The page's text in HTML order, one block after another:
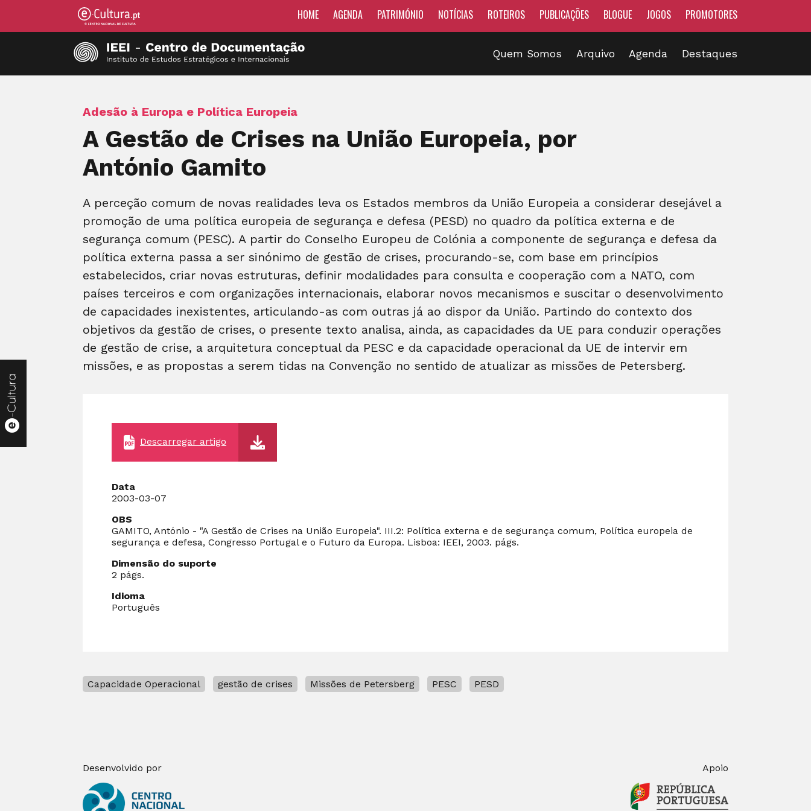
HOME AGENDA PATRIMÓNIO NOTÍCIAS ROTEIROS PUBLICAÇÕES BLOGUE JOGOS PROMOTORES
Quem Somos Arquivo Agenda Destaques
Adesão à Europa e Política Europeia
A Gestão de Crises na União Europeia, por
António Gamito
A perceção comum de novas realidades leva os Estados membros da União Europeia a considerar desejável a
promoção de uma política europeia de segurança e defesa (PESD) no quadro da política externa e de
segurança comum (PESC). A partir do Conselho Europeu de Colónia a componente de segurança e defesa da
política externa passa a ser sinónimo de gestão de crises, procurando-se, com base em princípios
estabelecidos, criar novas estruturas, definir modalidades para consulta e cooperação com a NATO, com
países terceiros e com organizações internacionais, elaborar novos mecanismos e suscitar o desenvolvimento
de capacidades inexistentes, articulando-as com outras já ao dispor da União. Partindo do contexto dos
objetivos da gestão de crises, o presente texto analisa, ainda, as capacidades da UE para conduzir operações
de gestão de crise, a arquitetura conceptual da PESC e da capacidade operacional da UE de intervir em
missões, e as propostas a serem tidas na Convenção no sentido de atualizar as missões de Petersberg.
Descarregar artigo
Data
2003-03-07
OBS
GAMITO, António - "A Gestão de Crises na União Europeia". III.2: Política externa e de segurança comum, Política europeia de
segurança e defesa, Congresso Portugal e o Futuro da Europa. Lisboa: IEEI, 2003. págs.
Dimensão do suporte
2 págs.
Idioma
Português
Capacidade Operacional gestão de crises Missões de Petersberg PESC PESD
Desenvolvido por Apoio